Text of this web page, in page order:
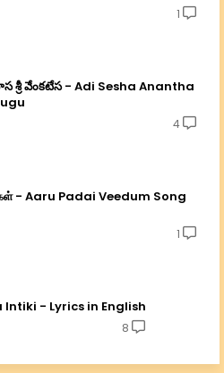
1
శ్రీ వేంకటేస - Adi Sesha Anantha
4
- Aaru Padai Veedum Song
1
Intiki - Lyrics in English
8